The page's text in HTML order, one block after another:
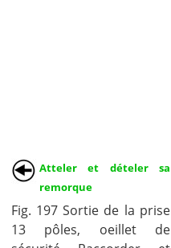
Atteler et dételer sa
remorque
Fig. 197 Sortie de la prise
13 pôles, oeillet de